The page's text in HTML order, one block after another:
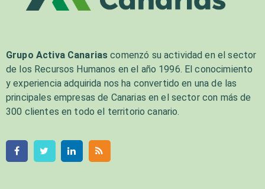
Grupo Activa Canarias comenzó su actividad en el sector
de los Recursos Humanos en el año 1996. El conocimiento
y experiencia adquirida nos ha convertido en una de las
principales empresas de Canarias en el sector con más de
300 clientes en todo el territorio canario.